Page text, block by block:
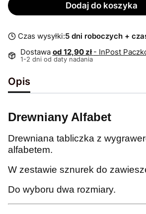
Dodaj do koszyka
Czas wysyłki:5 dni roboczych +
Dostawa od 12,90 zł- InPost
1-2 dni od daty nadania
Opis
Drewniany Alfabet
Drewniana tabliczka z
alfabetem.
W zestawie sznurek do
Do wyboru dwa rozmiary.